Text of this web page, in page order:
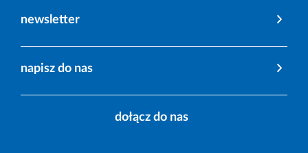
newsletter
napisz do nas
dołącz do nas